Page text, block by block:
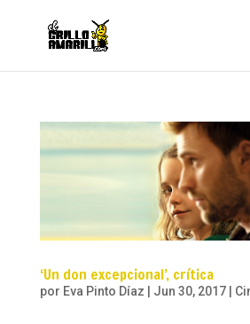
‘Un don excepcional’, crítica
por Eva Pinto Díaz Jun 30, 2017|